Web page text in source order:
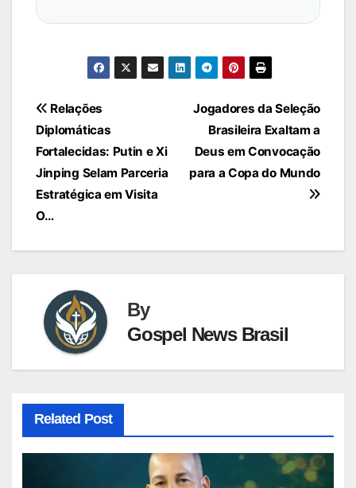
Navegação
de
Post
Jogadores da Seleção
Brasileira Exaltam a
Deus em Convocação
para a Copa do Mundo
Relações
Diplomáticas
Fortalecidas: Putin e Xi
Jinping Selam Parceria
Estratégica em Visita
O…
By
Gospel News Brasil
Related Post